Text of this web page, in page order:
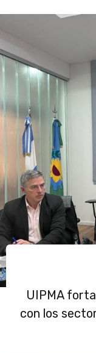
UIPMA
con los